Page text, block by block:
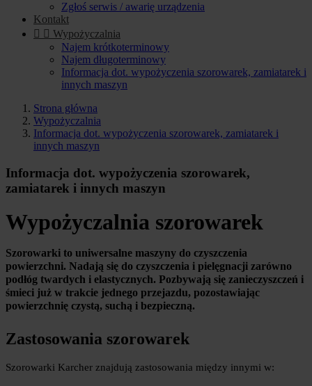
Zgłoś serwis / awarię urządzenia
Kontakt
  Wypożyczalnia
Najem krótkoterminowy
Najem długoterminowy
Informacja dot. wypożyczenia szorowarek, zamiatarek i
innych maszyn
Strona główna
Wypożyczalnia
Informacja dot. wypożyczenia szorowarek, zamiatarek i
innych maszyn
Informacja dot. wypożyczenia szorowarek,
zamiatarek i innych maszyn
Wypożyczalnia szorowarek
Szorowarki to uniwersalne maszyny do czyszczenia
powierzchni. Nadają się do czyszczenia i pielęgnacji zarówno
podłóg twardych i elastycznych. Pozbywają się zanieczyszczeń i
śmieci już w trakcie jednego przejazdu, pozostawiając
powierzchnię czystą, suchą i bezpieczną.
Zastosowania szorowarek
Szorowarki Karcher znajdują zastosowania między innymi w: